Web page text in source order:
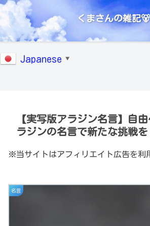
くまさんの雑記🐻
Japanese ▼
【実写版アラジン名言】自
ラジンの名言で新たな挑戦を
※当サイトはアフィリエイト広告を利
名言